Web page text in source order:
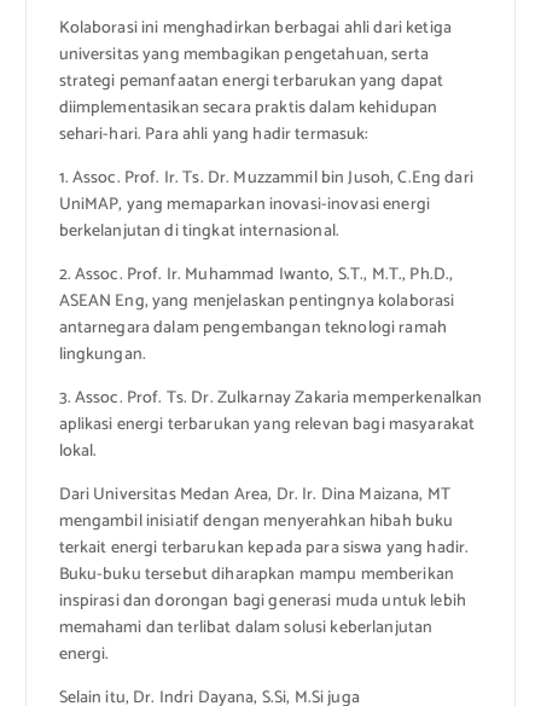
Kolaborasi ini menghadirkan berbagai ahli dari ketiga
universitas yang membagikan pengetahuan, serta
strategi pemanfaatan energi terbarukan yang dapat
diimplementasikan secara praktis dalam kehidupan
sehari-hari. Para ahli yang hadir termasuk:
1. Assoc. Prof. Ir. Ts. Dr. Muzzammil bin Jusoh, C.Eng dari
UniMAP, yang memaparkan inovasi-inovasi energi
berkelanjutan di tingkat internasional.
2. Assoc. Prof. Ir. Muhammad Iwanto, S.T., M.T., Ph.D.,
ASEAN Eng, yang menjelaskan pentingnya kolaborasi
antarnegara dalam pengembangan teknologi ramah
lingkungan.
3. Assoc. Prof. Ts. Dr. Zulkarnay Zakaria memperkenalkan
aplikasi energi terbarukan yang relevan bagi masyarakat
lokal.
Dari Universitas Medan Area, Dr. Ir. Dina Maizana, MT
mengambil inisiatif dengan menyerahkan hibah buku
terkait energi terbarukan kepada para siswa yang hadir.
Buku-buku tersebut diharapkan mampu memberikan
inspirasi dan dorongan bagi generasi muda untuk lebih
memahami dan terlibat dalam solusi keberlanjutan
energi.
Selain itu, Dr. Indri Dayana, S.Si, M.Si juga